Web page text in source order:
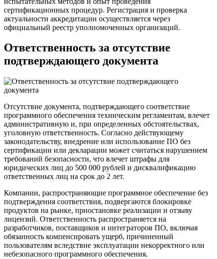
сертификационных процедур. Регистрация и проверка
актуальности аккредитации осуществляется через
официальный реестр уполномоченных организаций.
Ответственность за отсутствие
подтверждающего документа
Отсутствие документа, подтверждающего соответствие
программного обеспечения техническим регламентам, влечет
административную и, при определенных обстоятельствах,
уголовную ответственность. Согласно действующему
законодательству, внедрение или использование ПО без
сертификации или декларации может считаться нарушением
требований безопасности, что влечет штрафы для
юридических лиц до 500 000 рублей и дисквалификацию
ответственных лиц на срок до 2 лет.
Компании, распространяющие программное обеспечение без
подтверждения соответствия, подвергаются блокировке
продуктов на рынке, приостановке реализации и отзыву
лицензий. Ответственность распространяется на
разработчиков, поставщиков и интеграторов ПО, включая
обязанность компенсировать ущерб, причиненный
пользователям вследствие эксплуатации некорректного или
небезопасного программного обеспечения.